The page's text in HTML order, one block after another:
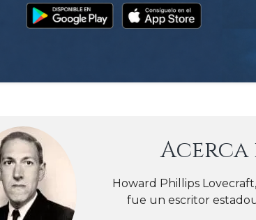
Acerca
Howard Phillips
fue un escritor